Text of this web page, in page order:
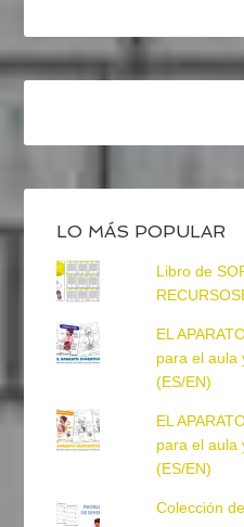
LO MÁS POPULAR
Libro de
EL
para el aula
(ES/EN)
EL
para el aula
(ES/EN)
Colección